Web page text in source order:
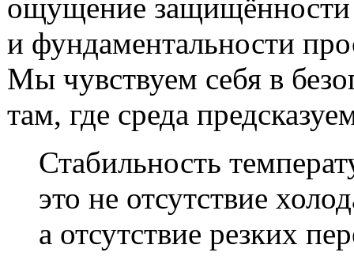
ощущение защищённости
и фундаментальности
Мы чувствуем себя в
там, где среда
Стабильность
это не отсутствие
а отсутствие резких